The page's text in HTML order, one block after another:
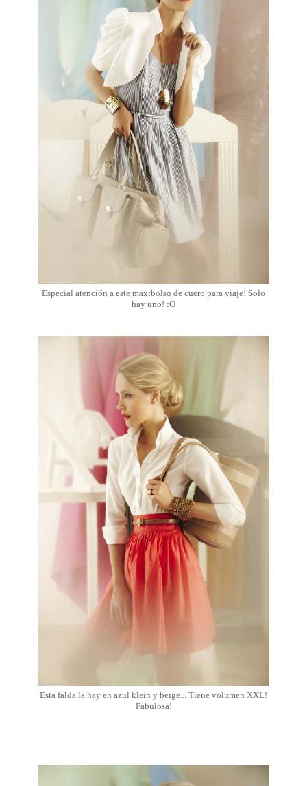
Especial atención a este maxibolso de cuero para viaje! Solo
hay uno! :O
Esta falda la hay en azul klein y beige... Tiene volumen XXL!
Fabulosa!